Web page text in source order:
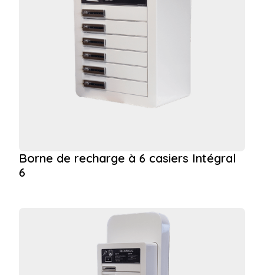
Borne de recharge à 6 casiers Intégral
6